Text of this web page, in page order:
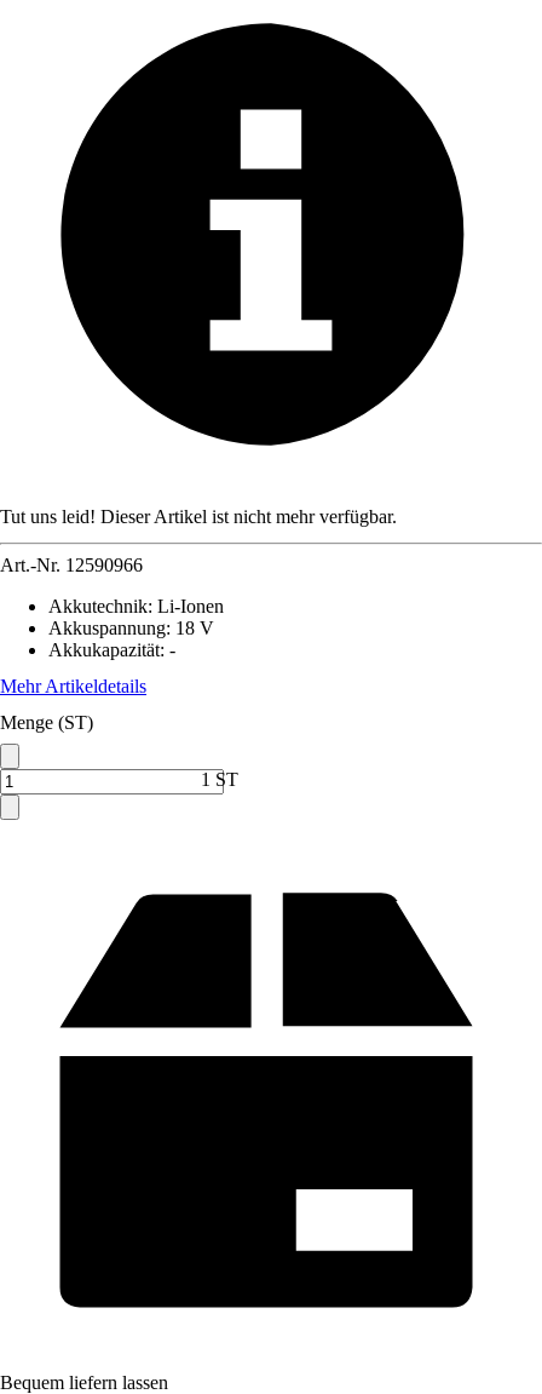
Tut uns leid! Dieser Artikel ist nicht mehr verfügbar.
Art.-Nr. 12590966
Akkutechnik: Li-Ionen
Akkuspannung: 18 V
Akkukapazität: -
Mehr Artikeldetails
Menge (ST)
1 ST
Bequem liefern lassen